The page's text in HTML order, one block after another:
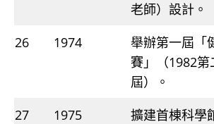
老師）設計。
26
1974
舉辦第一屆「
賽」（1982
屆）。
27
1975
擴建首棟科學